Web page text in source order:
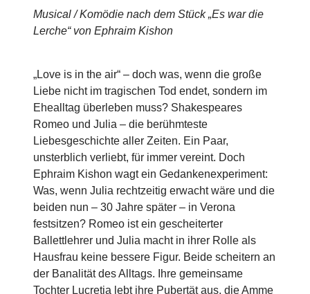
Musical / Komödie nach dem Stück „Es war die
Lerche“ von Ephraim Kishon
„Love is in the air“ – doch was, wenn die große
Liebe nicht im tragischen Tod endet, sondern im
Ehealltag überleben muss? Shakespeares
Romeo und Julia – die berühmteste
Liebesgeschichte aller Zeiten. Ein Paar,
unsterblich verliebt, für immer vereint. Doch
Ephraim Kishon wagt ein Gedankenexperiment:
Was, wenn Julia rechtzeitig erwacht wäre und die
beiden nun – 30 Jahre später – in Verona
festsitzen? Romeo ist ein gescheiterter
Ballettlehrer und Julia macht in ihrer Rolle als
Hausfrau keine bessere Figur. Beide scheitern an
der Banalität des Alltags. Ihre gemeinsame
Tochter Lucretia lebt ihre Pubertät aus, die Amme